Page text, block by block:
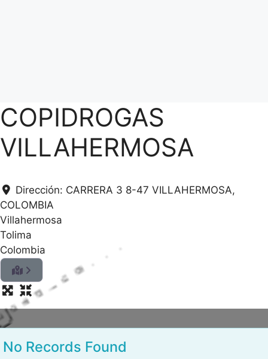
COPIDROGAS
VILLAHERMOSA
Dirección: CARRERA 3 8-47 VILLAHERMOSA,
COLOMBIA
Villahermosa
Tolima
Colombia
o
d
i
No Records Found